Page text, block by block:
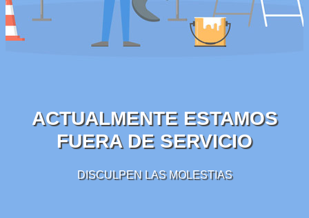
ACTUALMENTE ESTAMOS
FUERA DE SERVICIO
DISCULPEN LAS MOLESTIAS